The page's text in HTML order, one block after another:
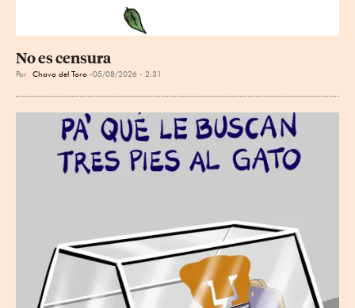
No es censura
Por Chavo del Toro 05/08/2026 - 2:31